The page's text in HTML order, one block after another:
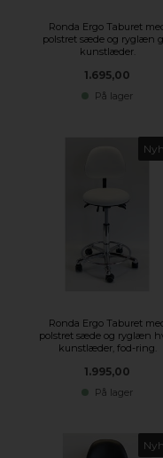
Ronda Ergo Taburet
polstret sæde og ryglæn
kunstlæder.
1.695,00
På lager
Ronda Ergo Taburet
polstret sæde og ryglæn
kunstlæder, fod-ring.
1.995,00
På lager